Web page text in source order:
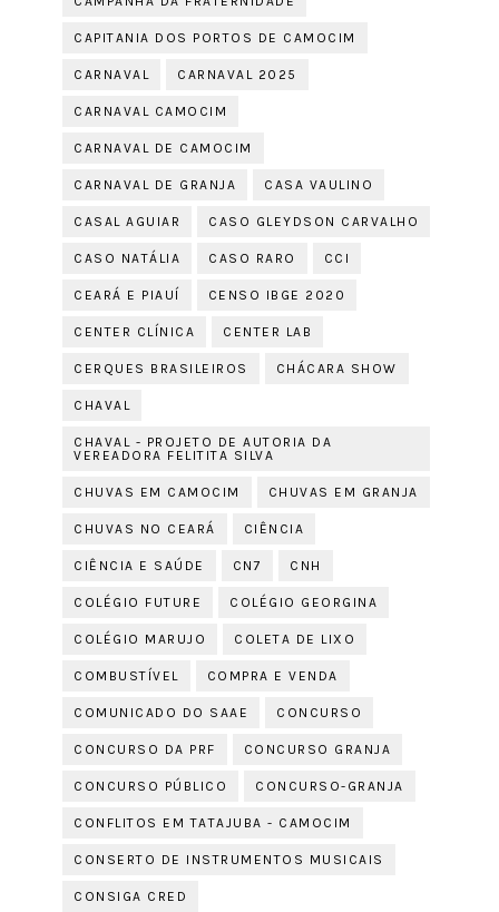
CAPITANIA DOS PORTOS DE CAMOCIM
CARNAVAL CARNAVAL 2025
CARNAVAL CAMOCIM
CARNAVAL DE CAMOCIM
CARNAVAL DE GRANJA CASA VAULINO
CASAL AGUIAR CASO GLEYDSON CARVALHO
CASO NATÁLIA CASO RARO CCI
CEARÁ E PIAUÍ CENSO IBGE 2020
CENTER CLÍNICA CENTER LAB
CERQUES BRASILEIROS CHÁCARA SHOW
CHAVAL
CHAVAL - PROJETO DE AUTORIA DA
VEREADORA FELITITA SILVA
CHUVAS EM CAMOCIM CHUVAS EM GRANJA
CHUVAS NO CEARÁ CIÊNCIA
CIÊNCIA E SAÚDE CN7 CNH
COLÉGIO FUTURE COLÉGIO GEORGINA
COLÉGIO MARUJO COLETA DE LIXO
COMBUSTÍVEL COMPRA E VENDA
COMUNICADO DO SAAE CONCURSO
CONCURSO DA PRF CONCURSO GRANJA
CONCURSO PÚBLICO CONCURSO-GRANJA
CONFLITOS EM TATAJUBA - CAMOCIM
CONSERTO DE INSTRUMENTOS MUSICAIS
CONSIGA CRED